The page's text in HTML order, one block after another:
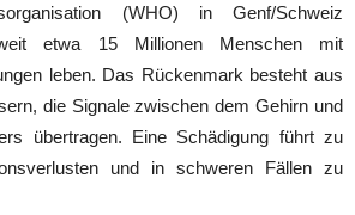
(WHO) in Genf/Schweiz
etwa 15 Millionen Menschen mit
leben. Das Rückenmark besteht aus
die Signale zwischen dem Gehirn und
übertragen. Eine Schädigung führt zu
und in schweren Fällen zu